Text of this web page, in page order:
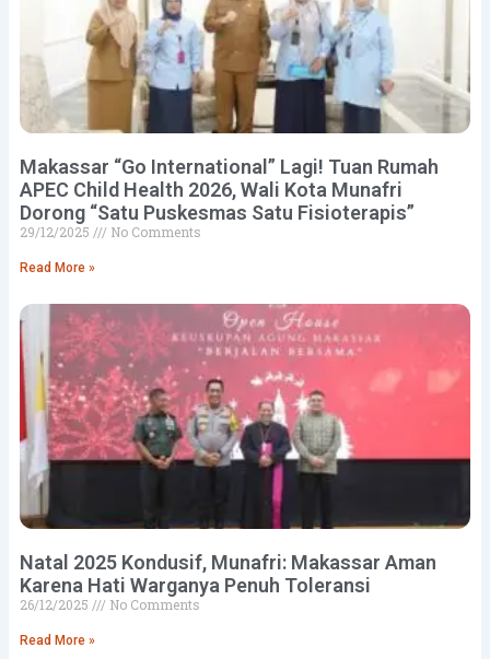
Makassar “Go International” Lagi! Tuan Rumah
APEC Child Health 2026, Wali Kota Munafri
Dorong “Satu Puskesmas Satu Fisioterapis”
29/12/2025 No Comments
Read More »
Natal 2025 Kondusif, Munafri: Makassar Aman
Karena Hati Warganya Penuh Toleransi
26/12/2025 No Comments
Read More »